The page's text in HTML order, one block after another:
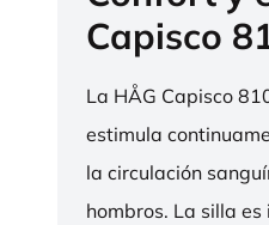
Capisco
La HÅG Capisco
estimula
la circulación
hombros. La silla